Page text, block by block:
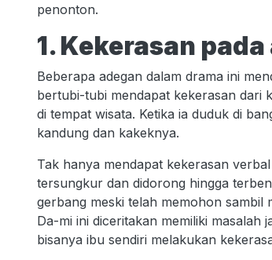
penonton.
1. Kekerasan
Beberapa adegan dalam drama ini
bertubi-tubi mendapat kekerasan dari
di tempat wisata. Ketika ia duduk di
kandung dan kakeknya.
Tak hanya mendapat kekerasan
tersungkur dan didorong hingga
gerbang meski telah memohon sambil
Da-mi ini diceritakan memiliki masalah
bisanya ibu sendiri melakukan